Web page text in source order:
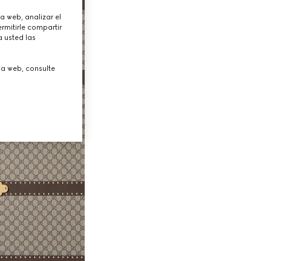
web, analizar el
compartir
usted las
web, consulte